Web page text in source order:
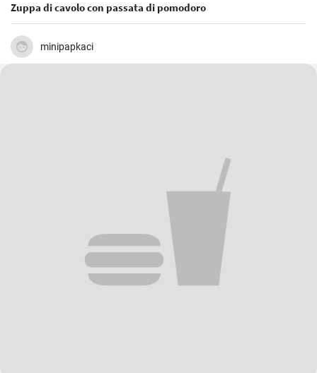
Zuppa di cavolo con passata di pomodoro
minipapkaci